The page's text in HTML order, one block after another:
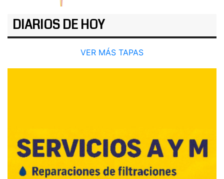
DIARIOS DE HOY
VER MÁS TAPAS